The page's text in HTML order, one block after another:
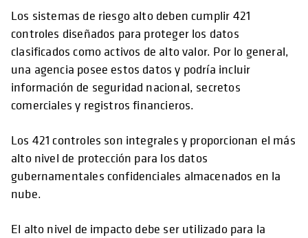
Los sistemas de riesgo alto deben cumplir 421
controles diseñados para proteger los datos
clasificados como activos de alto valor. Por lo general,
una agencia posee estos datos y podría incluir
información de seguridad nacional, secretos
comerciales y registros financieros.
Los 421 controles son integrales y proporcionan el más
alto nivel de protección para los datos
gubernamentales confidenciales almacenados en la
nube.
El alto nivel de impacto debe ser utilizado para la